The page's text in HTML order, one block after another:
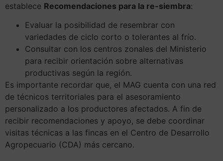
establece Recomendaciones para la re-siembra:
Evaluar la posibilidad de resembrar con
variedades de ciclo corto o tolerantes al frío.
Consultar con los centros zonales del Ministerio
para recibir orientación sobre alternativas
productivas según la región.
Es importante recordar que, el MAG cuenta con una red
de técnicos territoriales para el asesoramiento
personalizado a los productores afectados. A fin de
recibir recomendaciones y apoyo, se debe coordinar
visitas técnicas a las fincas en el Centro de Desarrollo
Agropecuario (CDA) más cercano.